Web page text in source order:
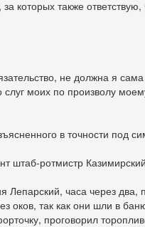
которых также
не должна я
моих по произволу
в точности под
штаб-ротмистр
Лепарский, часа через
оков, так как они шли в
проговорил